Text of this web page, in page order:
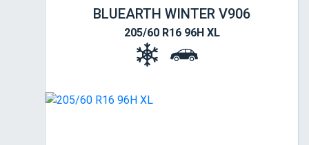
BLUEARTH WINTER V906
205/60 R16 96H XL